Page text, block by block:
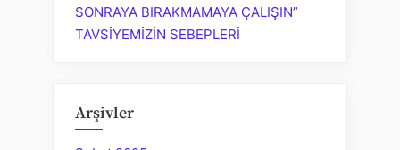
SONRAYA BIRAKMAMAYA ÇALIŞIN”
TAVSİYEMİZİN SEBEPLERİ
Arşivler